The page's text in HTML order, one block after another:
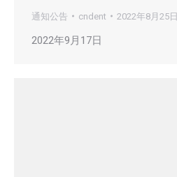
通知公告 cndent 2022年8月25日
2022年9月17日